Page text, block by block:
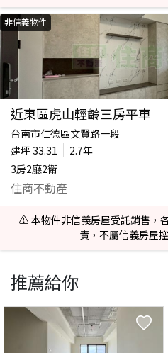
非信義物件
近東區虎山輕齡三房平車
台南市仁德區文賢路一段
建坪 33.31
2.7年
3房2廳2衛
住商不動產
⚠️ 本物件非信義房屋受託銷售，
責，不屬信義房屋
推薦給你